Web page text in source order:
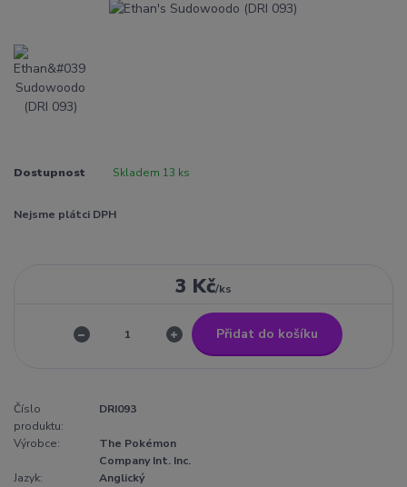
Dostupnost Skladem 13 ks
Nejsme plátci DPH
3 Kč/ks
Přidat do košíku
Číslo
produktu:
DRI093
Výrobce:
The Pokémon
Company Int. Inc.
Jazyk:
Anglický